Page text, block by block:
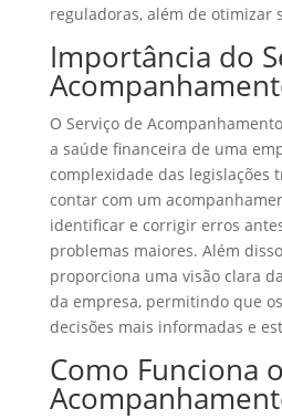
reguladoras, além de otimizar
Importância do
O Serviço de
a saúde financeira de uma
complexidade das legislações
contar com um
identificar e corrigir erros
problemas maiores. Além
proporciona uma visão clara
da empresa, permitindo que
decisões mais informadas e
Como Funciona